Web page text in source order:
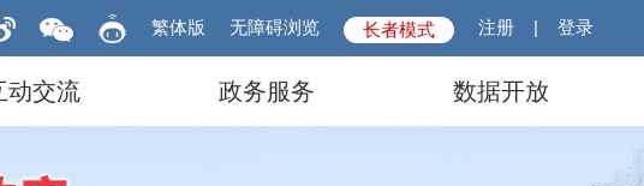
繁体版 无障碍浏览 长者模式 注册 | 登录
动交流 政务服务 数据开放